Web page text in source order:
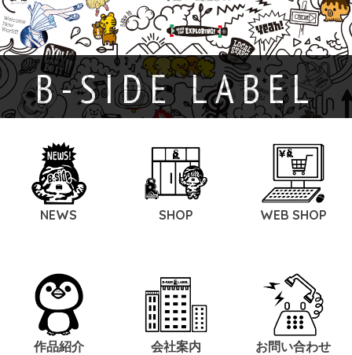
B-SIDE LABEL
NEWS SHOP WEB SHOP
作品紹介 会社案内 お問い合わせ